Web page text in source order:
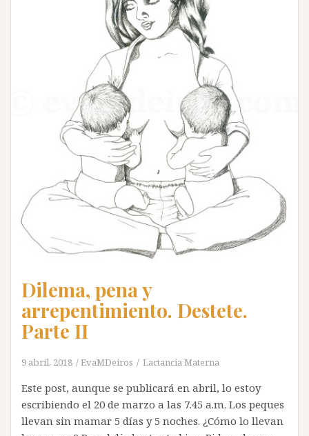
Dilema, pena y
arrepentimiento. Destete.
Parte II
9 abril, 2018 EvaMDeiros Lactancia Materna
Este post, aunque se publicará en abril, lo estoy
escribiendo el 20 de marzo a las 7.45 a.m. Los peques
llevan sin mamar 5 días y 5 noches. ¿Cómo lo llevan